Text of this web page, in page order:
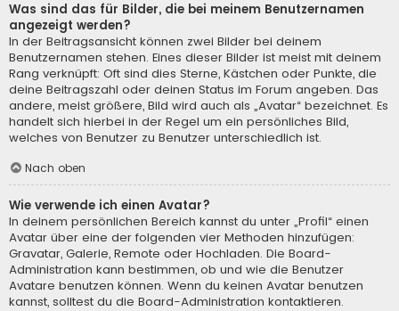
Was sind das für Bilder, die bei meinem Benutzernamen
angezeigt werden?
In der Beitragsansicht können zwei Bilder bei deinem
Benutzernamen stehen. Eines dieser Bilder ist meist mit deinem
Rang verknüpft: Oft sind dies Sterne, Kästchen oder Punkte, die
deine Beitragszahl oder deinen Status im Forum angeben. Das
andere, meist größere, Bild wird auch als „Avatar“ bezeichnet. Es
handelt sich hierbei in der Regel um ein persönliches Bild,
welches von Benutzer zu Benutzer unterschiedlich ist.
Nach oben
Wie verwende ich einen Avatar?
In deinem persönlichen Bereich kannst du unter „Profil“ einen
Avatar über eine der folgenden vier Methoden hinzufügen:
Gravatar, Galerie, Remote oder Hochladen. Die Board-
Administration kann bestimmen, ob und wie die Benutzer
Avatare benutzen können. Wenn du keinen Avatar benutzen
kannst, solltest du die Board-Administration kontaktieren.